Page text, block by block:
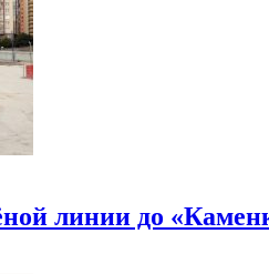
линии до